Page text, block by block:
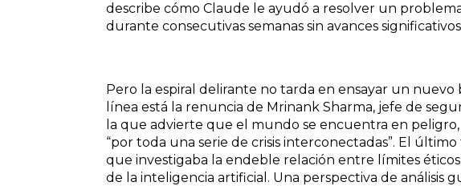
describe cómo Claude le ayudó a resolver un
durante consecutivas semanas sin avances
Pero la espiral delirante no tarda en ensayar un
línea está la renuncia de Mrinank Sharma, jefe de
la que advierte que el mundo se encuentra en peligro,
“por toda una serie de crisis interconectadas”. El
que investigaba la endeble relación entre límites
de la inteligencia artificial. Una perspectiva de análisis